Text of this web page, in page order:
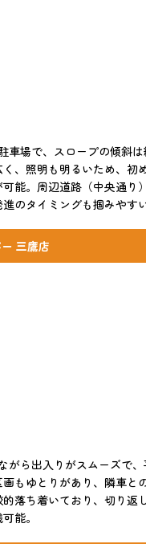
車場で、スロープの傾斜
、照明も明るいため、初
能。周辺道路（中央通り
のタイミングも掴みやすい
三鷹店
がら出入りがスムーズで
画もゆとりがあり、隣車と
落ち着いており、切り返
能。